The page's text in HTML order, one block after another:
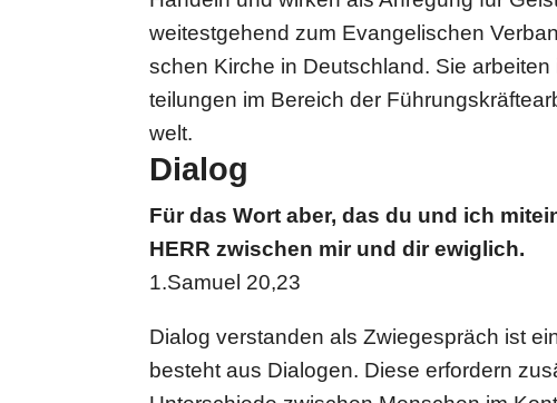
wei­test­ge­hend zum Evan­ge­li­schen
schen Kirche in Deutsch­land. Sie
tei­lun­gen im Bereich der
welt.
Dialog
Für das Wort aber, das du und ich
HERR zwischen mir und dir ewiglich.
1.Samuel 20,23
Dialog ver­stan­den als Zwie­ge­spräch ist
besteht aus Dialogen. Diese erfor­dern